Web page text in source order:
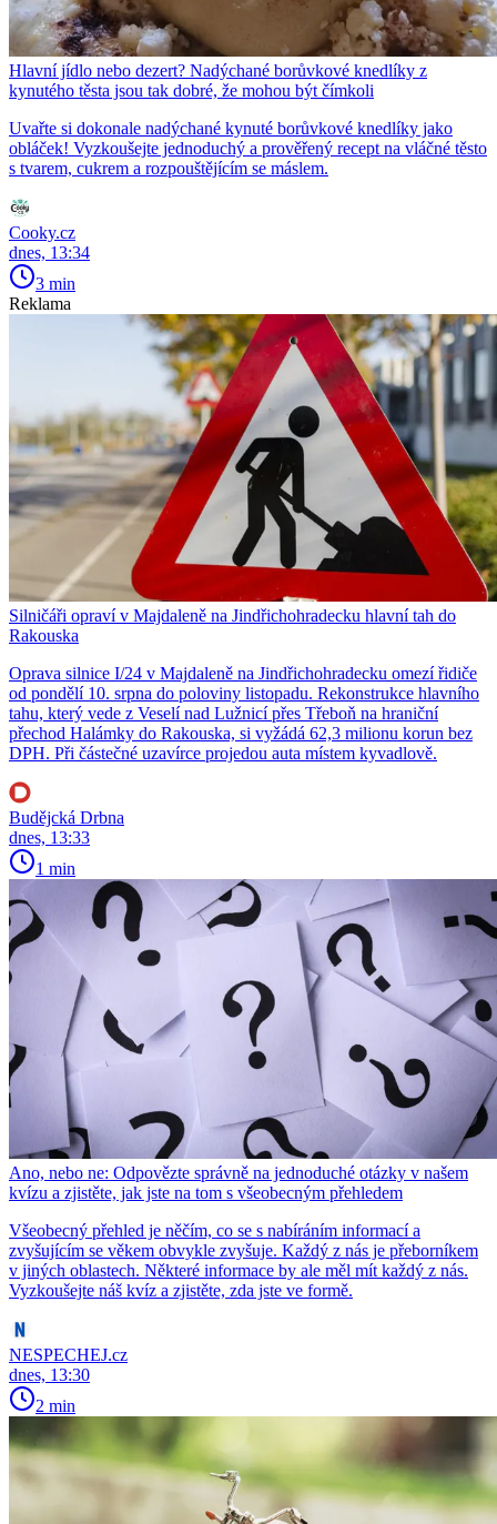
Hlavní jídlo nebo dezert? Nadýchané borůvkové knedlíky z
kynutého těsta jsou tak dobré, že mohou být čímkoli
Uvařte si dokonale nadýchané kynuté borůvkové knedlíky jako
obláček! Vyzkoušejte jednoduchý a prověřený recept na vláčné těsto
s tvarem, cukrem a rozpouštějícím se máslem.
Cooky.cz
dnes, 13:34
3 min
Reklama
Silničáři opraví v Majdaleně na Jindřichohradecku hlavní tah do
Rakouska
Oprava silnice I/24 v Majdaleně na Jindřichohradecku omezí řidiče
od pondělí 10. srpna do poloviny listopadu. Rekonstrukce hlavního
tahu, který vede z Veselí nad Lužnicí přes Třeboň na hraniční
přechod Halámky do Rakouska, si vyžádá 62,3 milionu korun bez
DPH. Při částečné uzavírce projedou auta místem kyvadlově.
Budějcká Drbna
dnes, 13:33
1 min
Ano, nebo ne: Odpovězte správně na jednoduché otázky v našem
kvízu a zjistěte, jak jste na tom s všeobecným přehledem
Všeobecný přehled je něčím, co se s nabíráním informací a
zvyšujícím se věkem obvykle zvyšuje. Každý z nás je přeborníkem
v jiných oblastech. Některé informace by ale měl mít každý z nás.
Vyzkoušejte náš kvíz a zjistěte, zda jste ve formě.
NESPECHEJ.cz
dnes, 13:30
2 min